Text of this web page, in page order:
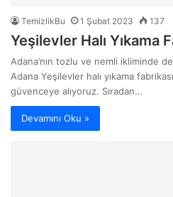
TemizlikBu 1 Şubat 2023 137
Yeşilevler Halı Yıkama
Adana’nın tozlu ve nemli ikliminde
Adana Yeşilevler halı yıkama
güvenceye alıyoruz. Sıradan…
Devamını Oku »